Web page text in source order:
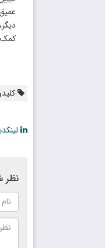
کمک
نظر